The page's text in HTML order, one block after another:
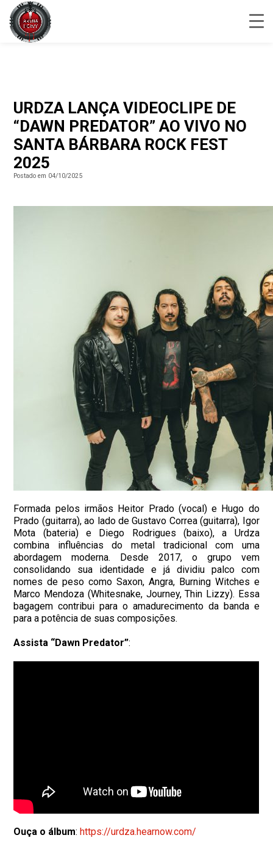
URDZA LANÇA VIDEOCLIPE DE
“DAWN PREDATOR” AO VIVO NO
SANTA BÁRBARA ROCK FEST
2025
Postado em 04/10/2025
Formada pelos irmãos Heitor Prado (vocal) e Hugo do
Prado (guitarra), ao lado de Gustavo Correa (guitarra), Igor
Mota (bateria) e Diego Rodrigues (baixo), a Urdza
combina influências do metal tradicional com uma
abordagem moderna. Desde 2017, o grupo vem
consolidando sua identidade e já dividiu palco com
nomes de peso como Saxon, Angra, Burning Witches e
Marco Mendoza (Whitesnake, Journey, Thin Lizzy). Essa
bagagem contribui para o amadurecimento da banda e
para a potência de suas composições.
Assista “Dawn Predator”:
Ouça o álbum:https://urdza.hearnow.com/